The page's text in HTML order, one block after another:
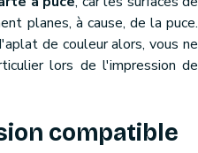
planes, à cause, de la puce.
de couleur alors, vous ne
lors de l'impression de
compatible